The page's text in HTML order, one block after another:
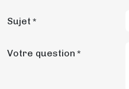
Sujet *
Votre question *